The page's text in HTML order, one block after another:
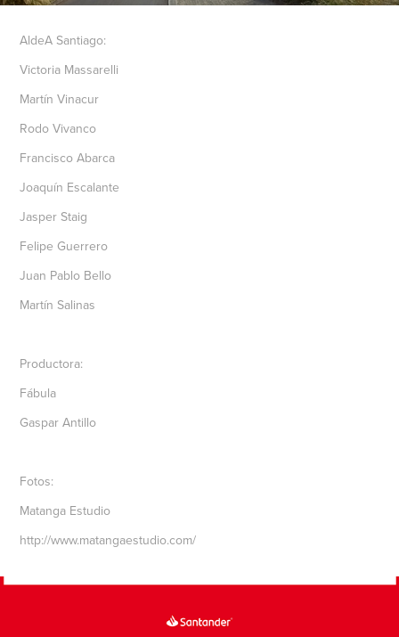
AldeA Santiago:
Victoria Massarelli
Martín Vinacur
Rodo Vivanco
Francisco Abarca
Joaquín Escalante
Jasper Staig
Felipe Guerrero
Juan Pablo Bello
Martín Salinas
Productora:
Fábula
Gaspar Antillo
Fotos:
Matanga Estudio
http://www.matangaestudio.com/